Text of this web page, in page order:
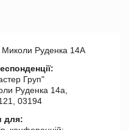
Миколи Руденка 14А
Груп"
Руденка 14а,
03194
для: